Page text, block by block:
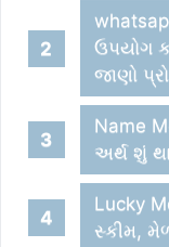
ઉપયોગ
જાણો
Name
અર્થ શું
Lucky
સ્કીમ,